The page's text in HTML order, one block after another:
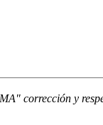
corrección y